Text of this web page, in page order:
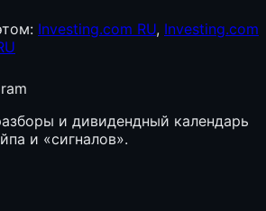
Investing.com RU, Investing.com
и дивидендный календарь
и «сигналов».